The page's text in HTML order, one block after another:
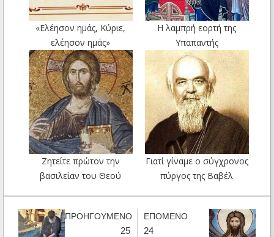
«Ελέησον ημάς, Κύριε,
ελέησον ημάς»
Η λαμπρή εορτή της
Υπαπαντής
Ζητείτε πρώτον την
βασιλείαν του Θεού
Γιατί γίναμε ο σύγχρονος
πύργος της Βαβέλ
ΠΡΟΗΓΟΥΜΕΝΟ
25
ΕΠΟΜΕΝΟ
24